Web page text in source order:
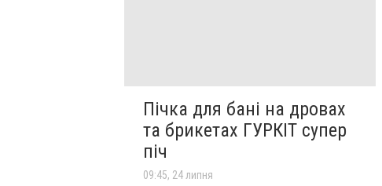
Пічка для бані на дровах
та брикетах ГУРКІТ супер
піч
09:45, 24 липня